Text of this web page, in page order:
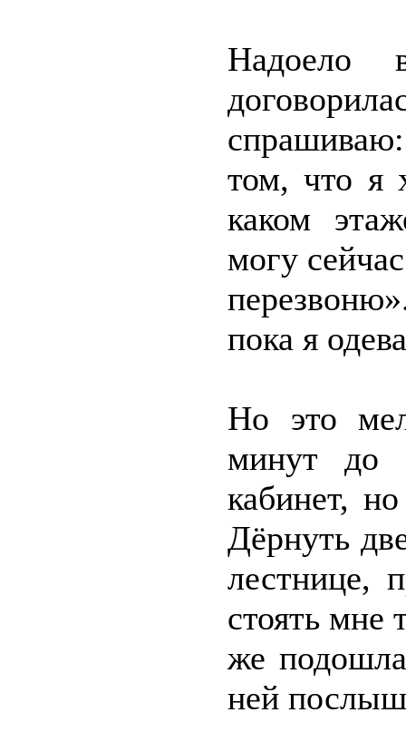
Надоело
том, что я
каком
могу
пока я
Но это
минут до
кабинет,
Дёрнуть
лестнице,
стоять мне
же
ней